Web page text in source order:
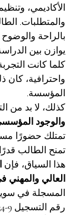
الأكاديمي،
والمتطلبات.
بالراحة
يوازن بين
كلما كانت
واحترافية، كان
المؤسسة.
كذلك، لا بد من
والوجود
تمتلك حضورًا
تمنح الطالب
هذا السياق، فإن
العالي والمهني
رقم التسجيل 9